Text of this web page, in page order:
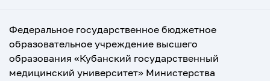
Федеральное государственное бюджетное
образовательное учреждение высшего
образования «Кубанский государственный
медицинский университет» Министерства